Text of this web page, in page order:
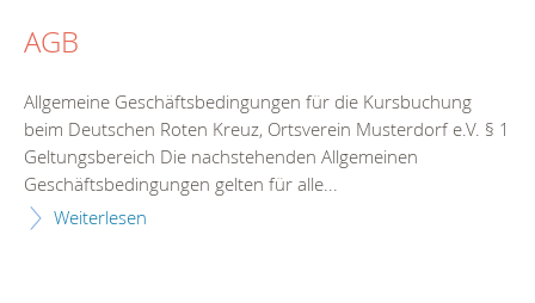
AGB
Allgemeine Geschäftsbedingungen für die Kursbuchung
beim Deutschen Roten Kreuz, Ortsverein Musterdorf e.V. § 1
Geltungsbereich Die nachstehenden Allgemeinen
Geschäftsbedingungen gelten für alle...
Weiterlesen